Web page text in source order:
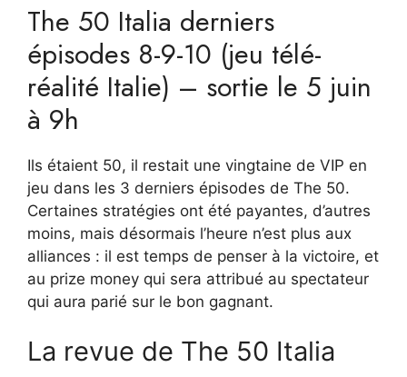
The 50 Italia derniers
épisodes 8-9-10 (jeu télé-
réalité Italie) – sortie le 5 juin
à 9h
Ils étaient 50, il restait une vingtaine de VIP en
jeu dans les 3 derniers épisodes de The 50.
Certaines stratégies ont été payantes, d’autres
moins, mais désormais l’heure n’est plus aux
alliances : il est temps de penser à la victoire, et
au prize money qui sera attribué au spectateur
qui aura parié sur le bon gagnant.
La revue de The 50 Italia